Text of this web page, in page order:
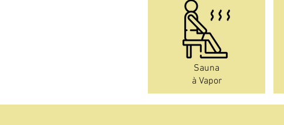
Sauna
à Vapor